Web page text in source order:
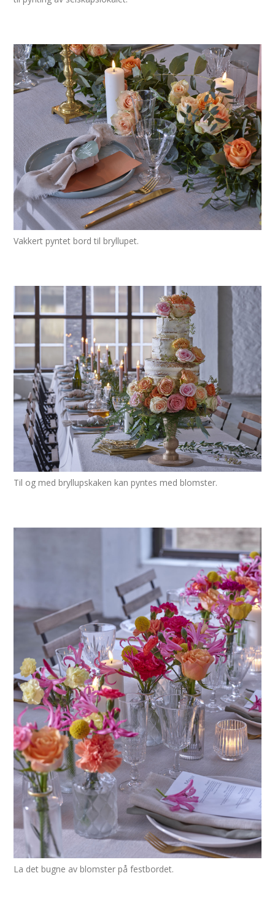
Vakkert pyntet bord til bryllupet.
Til og med bryllupskaken kan pyntes med blomster.
La det bugne av blomster på festbordet.